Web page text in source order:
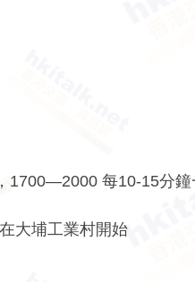
1700—2000 每10-15分鐘
大埔工業村開始